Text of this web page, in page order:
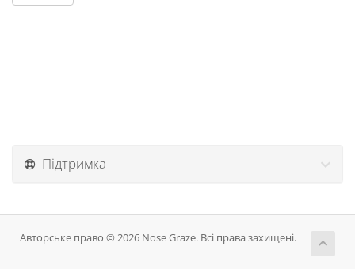
Підтримка
Авторське право © 2026 Nose Graze. Всі права захищені.